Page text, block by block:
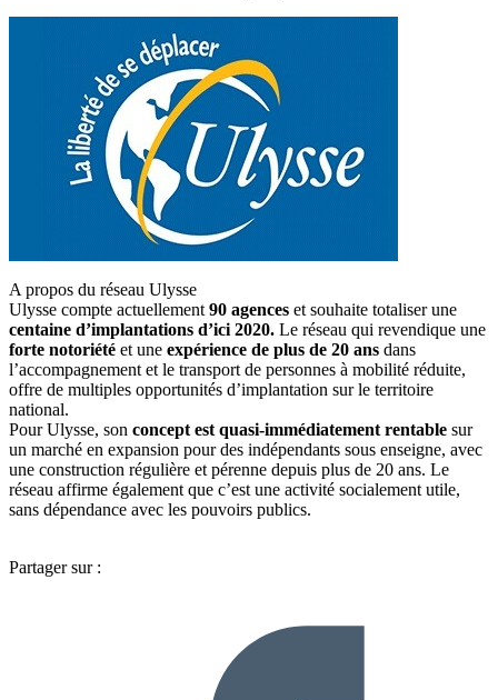
A propos du réseau Ulysse
Ulysse compte actuellement 90 agences et souhaite totaliser une
centaine d’implantations d’ici 2020. Le réseau qui revendique une
forte notoriété et une expérience de plus de 20 ans dans
l’accompagnement et le transport de personnes à mobilité réduite,
offre de multiples opportunités d’implantation sur le territoire
national.
Pour Ulysse, son concept est quasi-immédiatement rentable sur
un marché en expansion pour des indépendants sous enseigne, avec
une construction régulière et pérenne depuis plus de 20 ans. Le
réseau affirme également que c’est une activité socialement utile,
sans dépendance avec les pouvoirs publics.
Partager sur :